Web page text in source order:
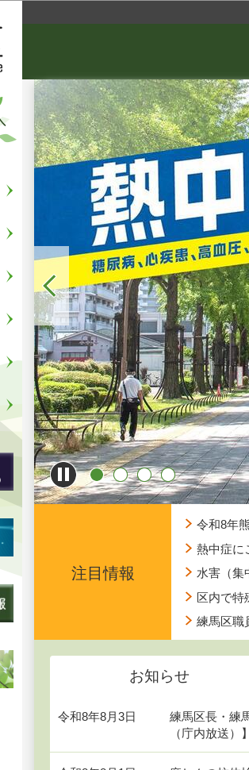
1 2 3 4
注目情報
令和8年
熱中症に
水害（集
区内で特
練馬区職
お知らせ
令和8年8月3日
練馬区長・練
（庁内放送）】